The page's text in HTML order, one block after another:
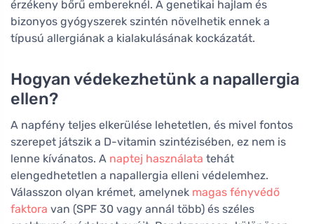
érzékeny bőrű embereknél. A genetikai hajlam és
bizonyos gyógyszerek szintén növelhetik ennek a
típusú allergiának a kialakulásának kockázatát.
Hogyan védekezhetünk a napallergia
ellen?
A napfény teljes elkerülése lehetetlen, és mivel fontos
szerepet játszik a D-vitamin szintézisében, ez nem is
lenne kívánatos. A naptej használata tehát
elengedhetetlen a napallergia elleni védelemhez.
Válasszon olyan krémet, amelynek magas fényvédő
faktora van (SPF 30 vagy annál több) és széles